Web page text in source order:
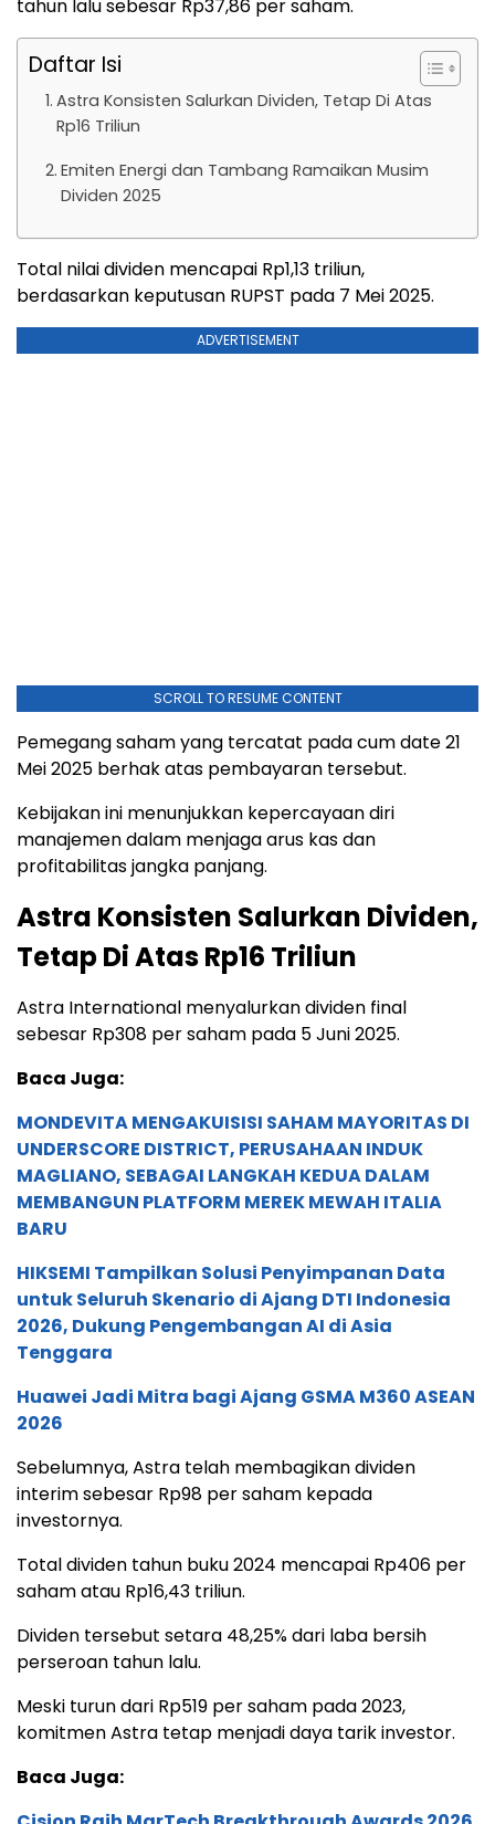
tahun lalu sebesar Rp37,86 per saham.
Daftar Isi
Astra Konsisten Salurkan Dividen, Tetap Di Atas
Rp16 Triliun
Emiten Energi dan Tambang Ramaikan Musim
Dividen 2025
Total nilai dividen mencapai Rp1,13 triliun,
berdasarkan keputusan RUPST pada 7 Mei 2025.
ADVERTISEMENT
SCROLL TO RESUME CONTENT
Pemegang saham yang tercatat pada cum date 21
Mei 2025 berhak atas pembayaran tersebut.
Kebijakan ini menunjukkan kepercayaan diri
manajemen dalam menjaga arus kas dan
profitabilitas jangka panjang.
Astra Konsisten Salurkan Dividen,
Tetap Di Atas Rp16 Triliun
Astra International menyalurkan dividen final
sebesar Rp308 per saham pada 5 Juni 2025.
Baca Juga:
MONDEVITA MENGAKUISISI SAHAM MAYORITAS DI
UNDERSCORE DISTRICT, PERUSAHAAN INDUK
MAGLIANO, SEBAGAI LANGKAH KEDUA DALAM
MEMBANGUN PLATFORM MEREK MEWAH ITALIA
BARU
HIKSEMI Tampilkan Solusi Penyimpanan Data
untuk Seluruh Skenario di Ajang DTI Indonesia
2026, Dukung Pengembangan AI di Asia
Tenggara
Huawei Jadi Mitra bagi Ajang GSMA M360 ASEAN
2026
Sebelumnya, Astra telah membagikan dividen
interim sebesar Rp98 per saham kepada
investornya.
Total dividen tahun buku 2024 mencapai Rp406 per
saham atau Rp16,43 triliun.
Dividen tersebut setara 48,25% dari laba bersih
perseroan tahun lalu.
Meski turun dari Rp519 per saham pada 2023,
komitmen Astra tetap menjadi daya tarik investor.
Baca Juga: